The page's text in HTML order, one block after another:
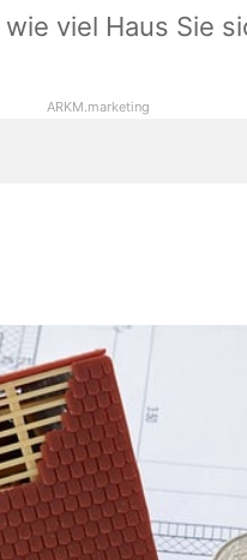
viel Haus Sie
ARKM.marketing